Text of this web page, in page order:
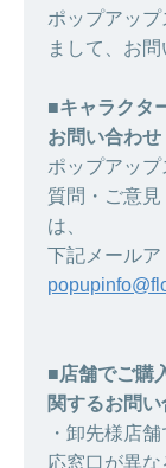
ポップアッ
まして、お
■キャラクタ
お問い合わせ
ポップアッ
質問・ご意
は、
下記メールア
■店舗でご購
関するお問
・卸先様店
応窓口が異な